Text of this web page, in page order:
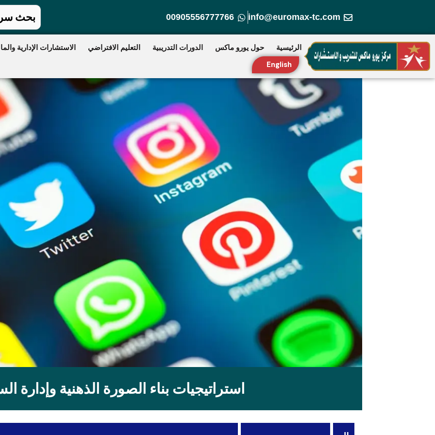
المحتوى
info@euromax-tc.com
00905556777766
الرئيسية حول يورو ماكس الدورات التدريبية التعليم الافتراضي
الاستشارات الإدارية
English
استراتيجيات بناء الصورة الذهنية وإدارة